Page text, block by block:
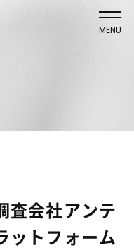
MENU
査会社アンテ
ットフォーム